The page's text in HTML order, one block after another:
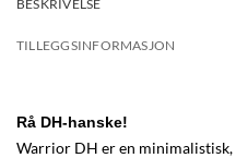
BESKRIVELSE
TILLEGGSINFORMASJON
Rå DH-hanske!
Warrior DH er en minimalistisk,